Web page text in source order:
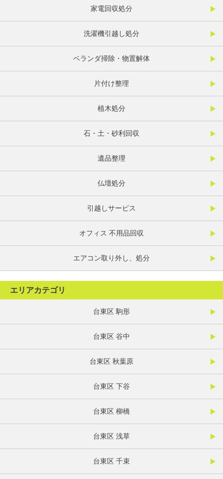
家電回収処分
洗濯機引越し処分
ベランダ掃除・物置解体
片付け整理
植木処分
石・土・砂利回収
遺品整理
仏壇処分
引越しサービス
オフィス 不用品回収
エアコン取り外し、処分
エリアカテゴリ
台東区 駒形
台東区 谷中
台東区 秋葉原
台東区 下谷
台東区 柳橋
台東区 浅草
台東区 千束